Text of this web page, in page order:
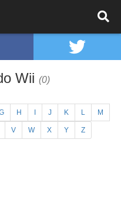
Wii (0)
H J K L M
V W X Y Z